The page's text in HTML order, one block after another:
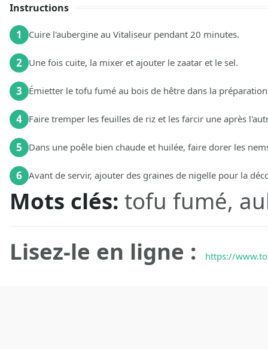
Instructions
1 Cuire l'aubergine au Vitaliseur pendant 20 minutes.
2 Une fois cuite, la mixer et ajouter le zaatar et le sel.
3 Émietter le tofu fumé au bois de hêtre dans la
4 Faire tremper les feuilles de riz et les farcir une après
5 Dans une poêle bien chaude et huilée, faire dorer les
6 Avant de servir, ajouter des graines de nigelle pour la
Mots clés: tofu fumé,
Lisez-le en ligne :
https://